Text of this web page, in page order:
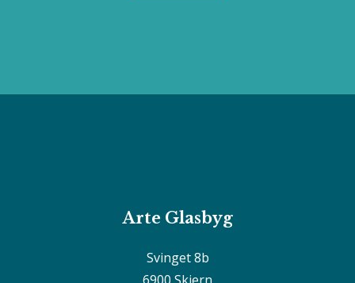
Arte Glasbyg
Svinget 8b